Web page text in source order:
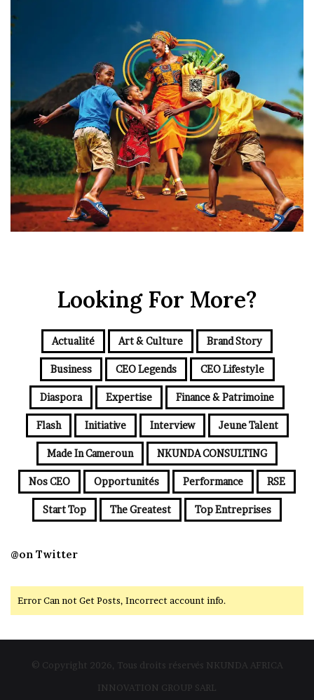
Looking For More?
Actualité Art & Culture Brand Story
Business CEO Legends CEO Lifestyle
Diaspora Expertise Finance & Patrimoine
Flash Initiative Interview Jeune Talent
Made In Cameroun NKUNDA CONSULTING
Nos CEO Opportunités Performance RSE
Start Top The Greatest Top Entreprises
@on Twitter
Error Can not Get Posts, Incorrect account info.
© Copyright 2026, Tous droits réservés NKUNDA AFRICA
INNOVATION GROUP SARL